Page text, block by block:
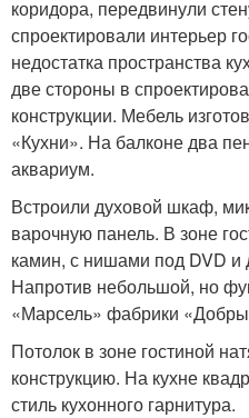
коридора, передвинули
спроектировали интерьер
недостатка пространства
две стороны в
конструкции. Мебель
«Кухни». На балконе два
аквариум.
Встроили духовой шкаф,
варочную панель. В зоне
камин, с нишами под DVD и
Напротив небольшой, но
«Марсель» фабрики
Потолок в зоне гостиной
конструкцию. На кухне
стиль кухонного гарнитура.